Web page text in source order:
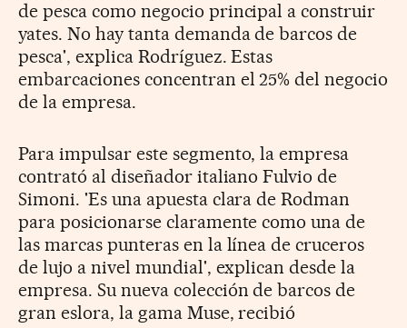
de pesca como negocio principal a construir
yates. No hay tanta demanda de barcos de
pesca', explica Rodríguez. Estas
embarcaciones concentran el 25% del negocio
de la empresa.
Para impulsar este segmento, la empresa
contrató al diseñador italiano Fulvio de
Simoni. 'Es una apuesta clara de Rodman
para posicionarse claramente como una de
las marcas punteras en la línea de cruceros
de lujo a nivel mundial', explican desde la
empresa. Su nueva colección de barcos de
gran eslora, la gama Muse, recibió